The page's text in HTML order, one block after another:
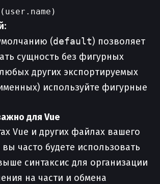
(default) позволяет
сущность без фигурных
других экспортируемых
используйте фигурные
для Vue
Vue и других файлах вашего
часто будете использовать
синтаксис для организации
на части и обмена